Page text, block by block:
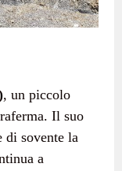
, un piccolo
Il suo
di sovente la
a